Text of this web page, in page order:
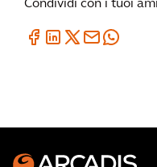
Condividi con i tuoi